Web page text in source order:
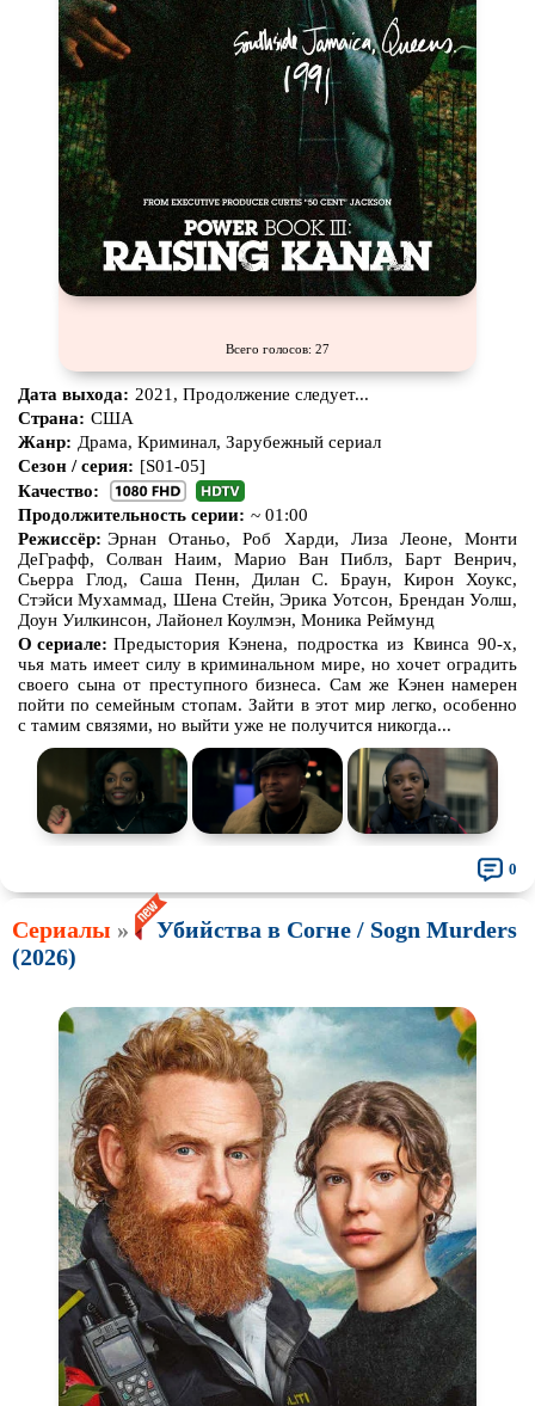
Всего голосов: 27
Дата выхода: 2021, Продолжение следует...
Страна: США
Жанр: Драма, Криминал, Зарубежный сериал
Сезон / серия: [S01-05]
Качество:
Продолжительность серии: ~ 01:00
Режиссёр: Эрнан Отаньо, Роб Харди, Лиза Леоне, Монти
ДеГрафф, Солван Наим, Марио Ван Пиблз, Барт Венрич,
Сьерра Глод, Саша Пенн, Дилан С. Браун, Кирон Хоукс,
Стэйси Мухаммад, Шена Стейн, Эрика Уотсон, Брендан Уолш,
Доун Уилкинсон, Лайонел Коулмэн, Моника Реймунд
О сериале: Предыстория Кэнена, подростка из Квинса 90-х,
чья мать имеет силу в криминальном мире, но хочет оградить
своего сына от преступного бизнеса. Сам же Кэнен намерен
пойти по семейным стопам. Зайти в этот мир легко, особенно
с тамим связями, но выйти уже не получится никогда...
0
Сериалы »
Убийства в Согне / Sogn Murders
(2026)